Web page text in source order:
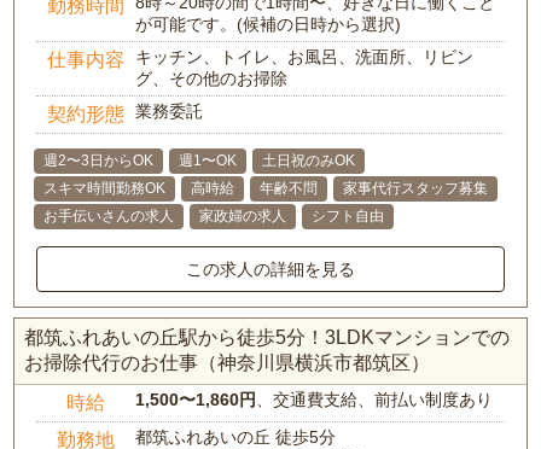
勤務時間
が可能です。(候補の日時から選択)
仕事内容
キッチン、トイレ、お風呂、洗面所、リビン
グ、その他のお掃除
契約形態 業務委託
週2〜3日からOK 週1〜OK
土日祝のみOK
スキマ時間勤務OK
高時給 年齢不問
家事代行スタッフ募集
お手伝いさんの求人
家政婦の求人 シフト自由
この求人の詳細を見る
都筑ふれあいの丘駅から徒歩5分！3LDKマンションでの
お掃除代行のお仕事（神奈川県横浜市都筑区）
時給 1,500〜1,860円、交通費支給、前払い制度あり
勤務地
都筑ふれあいの丘 徒歩5分